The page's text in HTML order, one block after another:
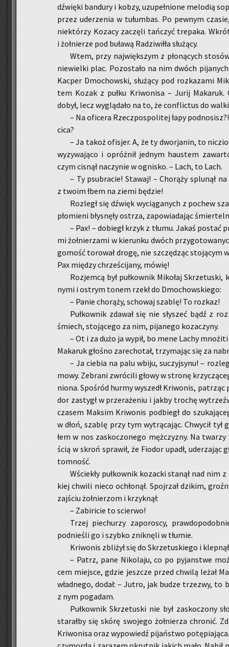
dźwię­ki ban­du­ry i kobzy, uzu­peł­nio­ne me­lo­dią
przez ude­rze­nia w tu­łum­bas. Po pew­nym
nie­któ­rzy Ko­za­cy za­czę­li tań­czyć tre­pa­ka.
i żoł­nie­rze pod bu­ła­wą Ra­dzi­wił­ła słu­żą­cy.
Wtem, przy naj­więk­szym z pło­ną­cych
nie­wiel­ki plac. Po­zo­sta­ło na nim dwóch
Kac­per Dmo­chow­ski, słu­żą­cy pod roz­ka­za­mi
tem Kozak z pułku Kri­wo­ni­sa – Jurij Ma­ka­ruk.
dobył, lecz wy­glą­da­ło na to, że con­flic­tus do
– Na ofi­ce­ra Rzecz­po­spo­li­tej łapy
ci­ca?
– Ja takoż ofi­sjer. A, że ty dwor­ja­nin, to
wy­zy­wa­ją­co i opróż­nił jed­nym hau­stem
czym ci­snął na­czy­nie w ogni­sko. – Lach, to Lach.
– Ty psu­bra­cie! Sta­waj! – Cho­rą­ży splu­nął
z twoim łbem na ziemi bę­dzie!
Roz­legł się dźwięk wy­cią­ga­nych z po­chew
pło­mie­ni bły­snę­ły ostrza, za­po­wia­da­jąc
– Pax! – do­biegł krzyk z tłumu. Jakaś
mi żoł­nie­rza­mi w kie­run­ku dwóch
go­mość to­ro­wał drogę, nie szczę­dząc sto­ją­cym
Pax mię­dzy chrze­ści­ja­ny, mówię!
Roz­jem­cą był puł­kow­nik Mi­ko­łaj
ny­mi i ostrym tonem rzekł do Dmo­chow­skie­go:
– Panie cho­rą­ży, scho­waj sza­blę! To roz­kaz!
Puł­kow­nik zda­wał się nie sły­szeć bądź z
śmiech, sto­ją­ce­go za nim, pi­ja­ne­go ko­za­czy­ny.
– Ot i za dużo ja wypił, bo mene Lachy
Ma­ka­ruk gło­śno za­re­cho­tał, trzy­ma­jąc się za
– Ja cie­bia na palu wbiju, su­czyj­sy­nu! –
mo­wy. Ze­bra­ni zwró­ci­li głowy w stro­nę
nio­na. Spo­śród hurmy wy­szedł Kri­wo­nis,
dor za­stygł w prze­ra­że­niu i jakby tro­chę
cza­sem Mak­sim Kri­wo­nis pod­biegł do
w dłoń, sza­blę przy tym wy­trą­ca­jąc. Chwy­cił tył
łem w nos za­sko­czo­ne­go męż­czy­zny. Na
ścią w skroń spra­wił, że Fio­dor upadł,
tom­ność.
Wście­kły puł­kow­nik ko­zac­ki sta­nął nad
kiej chwi­li nieco ochło­nął. Spoj­rzał dzi­kim,
zaj­ściu żoł­nie­rzom i krzyk­nął:
– Za­bi­ri­cie to scier­wo!
Trzej pie­chu­rzy za­po­ro­scy,
pod­nie­śli go i szyb­ko znik­nę­li w tłu­mie.
Kri­wo­nis zbli­żył się do Skrze­tu­skie­go i
– Patrz, pane Ni­ko­la­ju, co po py­jan­stwe
cem miej­sce, gdzie jesz­cze przed chwi­lą leżał
wład­ne­go, dodał: – Jutro, jak budze trze­zwy, to
z nym po­ga­dam.
Puł­kow­nik Skrze­tu­ski nie był za­sko­czo­ny
sta­rał­by się skórę swo­je­go żoł­nie­rza chro­nić.
Kri­wo­ni­sa oraz wy­po­wiedź pi­jań­stwo